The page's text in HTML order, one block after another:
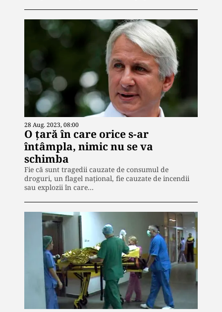
28 Aug. 2023, 08:00
O țară în care orice s-ar
întâmpla, nimic nu se va
schimba
Fie că sunt tragedii cauzate de consumul de
droguri, un flagel național, fie cauzate de incendii
sau explozii în care…